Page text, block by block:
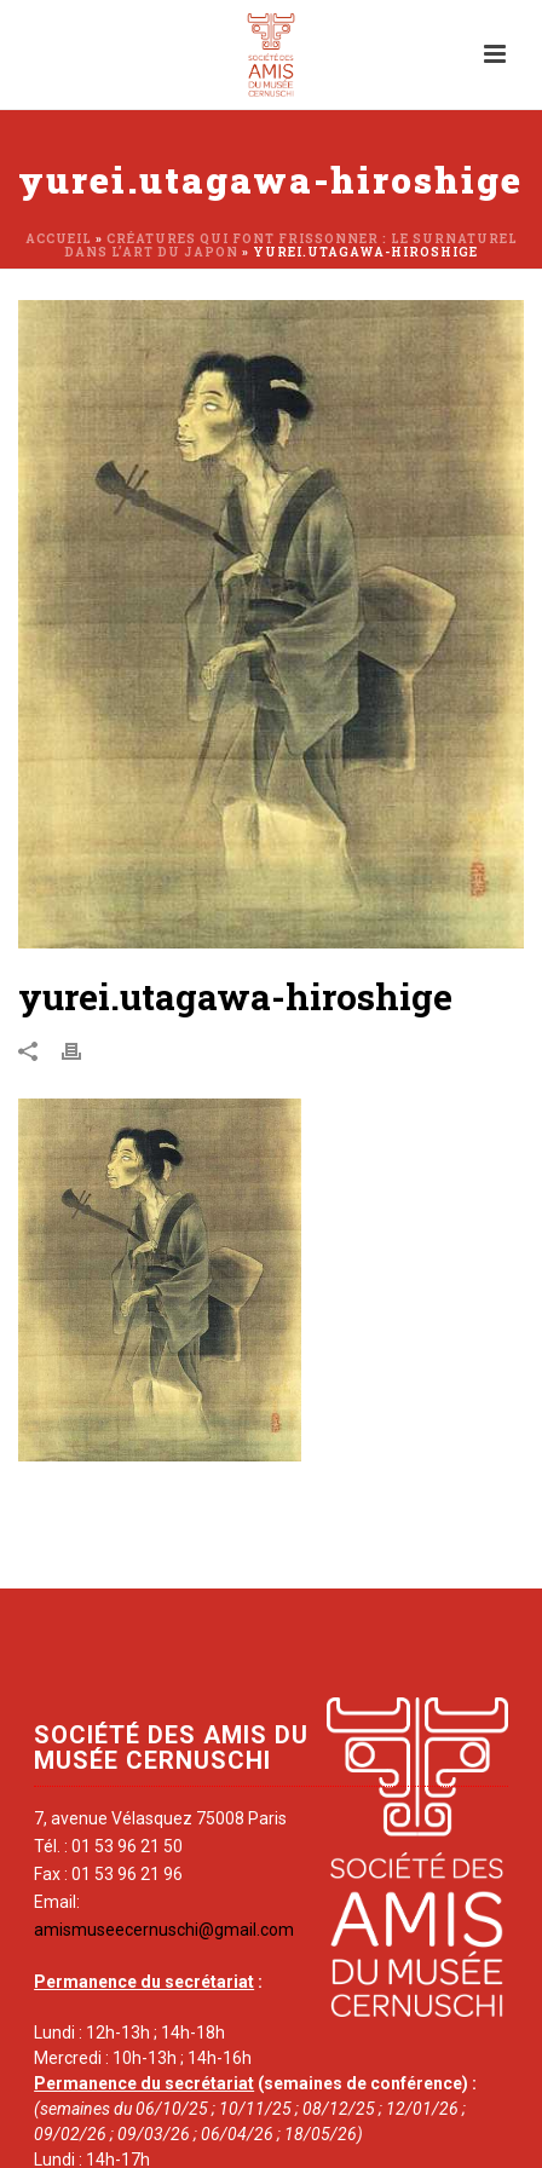
yurei.utagawa-hiroshige
ACCUEIL » CRÉATURES QUI FONT FRISSONNER : LE SURNATUREL
DANS L’ART DU JAPON » YUREI.UTAGAWA-HIROSHIGE
yurei.utagawa-hiroshige
SOCIÉTÉ DES AMIS DU
MUSÉE CERNUSCHI
7, avenue Vélasquez 75008 Paris
Tél. : 01 53 96 21 50
Fax : 01 53 96 21 96
Email:
amismuseecernuschi@gmail.com
Permanence du secrétariat :
Lundi : 12h-13h ; 14h-18h
Mercredi : 10h-13h ; 14h-16h
Permanence du secrétariat (semaines de conférence) :
(semaines du 06/10/25 ; 10/11/25 ; 08/12/25 ; 12/01/26 ;
09/02/26 ; 09/03/26 ; 06/04/26 ; 18/05/26)
Lundi : 14h-17h